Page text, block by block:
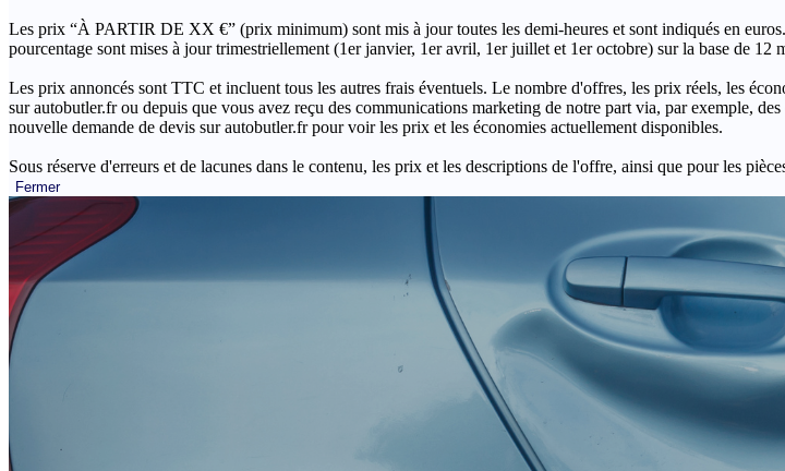
Les prix “À PARTIR DE XX €” (prix minimum) sont mis à jour toutes les demi-heures et sont indiqués en
pourcentage sont mises à jour trimestriellement (1er janvier, 1er avril, 1er juillet et 1er octobre) sur la base de 12
Les prix annoncés sont TTC et incluent tous les autres frais éventuels. Le nombre d'offres, les prix réels, les
sur autobutler.fr ou depuis que vous avez reçu des communications marketing de notre part via, par exemple,
nouvelle demande de devis sur autobutler.fr pour voir les prix et les économies actuellement disponibles.
Sous réserve d'erreurs et de lacunes dans le contenu, les prix et les descriptions de l'offre, ainsi que pour les
Fermer